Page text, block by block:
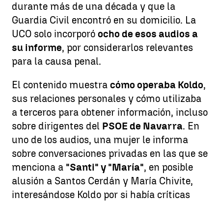
durante más de una década y que la
Guardia Civil encontró en su domicilio. La
UCO solo incorporó ocho de esos audios a
su informe, por considerarlos relevantes
para la causa penal.
El contenido muestra cómo operaba Koldo,
sus relaciones personales y cómo utilizaba
a terceros para obtener información, incluso
sobre dirigentes del PSOE de Navarra. En
uno de los audios, una mujer le informa
sobre conversaciones privadas en las que se
menciona a "Santi" y "María", en posible
alusión a Santos Cerdán y María Chivite,
interesándose Koldo por si había críticas